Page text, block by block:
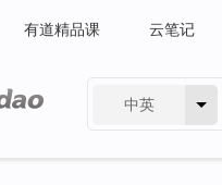
有道精品课 云笔记
中英